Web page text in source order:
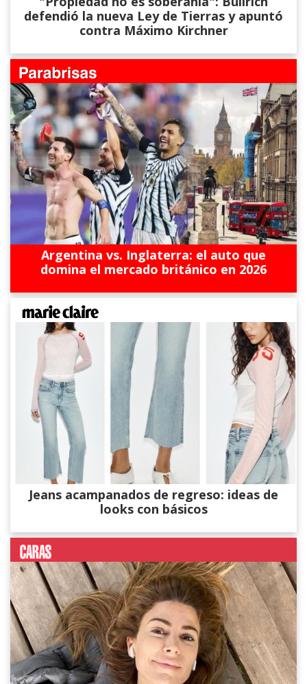
defendió la nueva Ley de Tierras y apuntó
contra Máximo Kirchner
Argentina vs. Inglaterra: el auto que
domina el mercado británico en 2026
Jeans acampanados de regreso: ideas de
looks con básicos